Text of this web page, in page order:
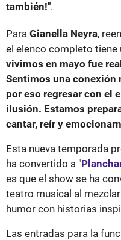
también!".
Para Gianella Neyra,
el elenco completo tiene
vivimos en mayo fue
Sentimos una conexión
por eso regresar con el
ilusión. Estamos
cantar, reír y
Esta nueva temporada
ha convertido a "
es que el show se ha
teatro musical al
humor con historias
Las entradas para la